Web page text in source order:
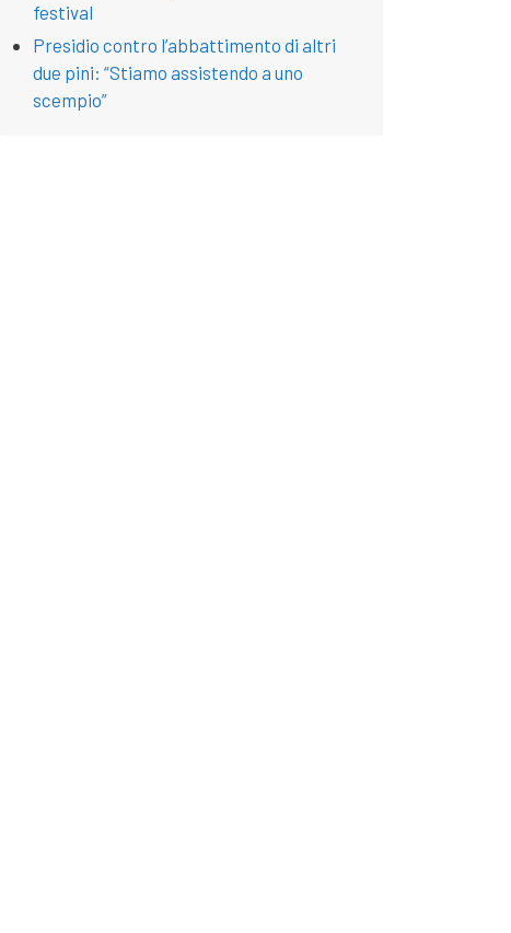
festival
Presidio contro l’abbattimento di altri
due pini: “Stiamo assistendo a uno
scempio”